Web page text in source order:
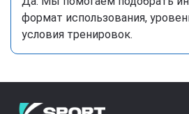
формат использования,
условия тренировок.